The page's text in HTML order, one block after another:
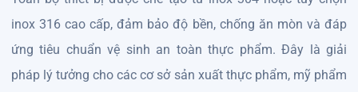
inox 316 cao cấp, đảm bảo độ bền, chống ăn mòn và đáp
ứng tiêu chuẩn vệ sinh an toàn thực phẩm. Đây là giải
pháp lý tưởng cho các cơ sở sản xuất thực phẩm, mỹ phẩm